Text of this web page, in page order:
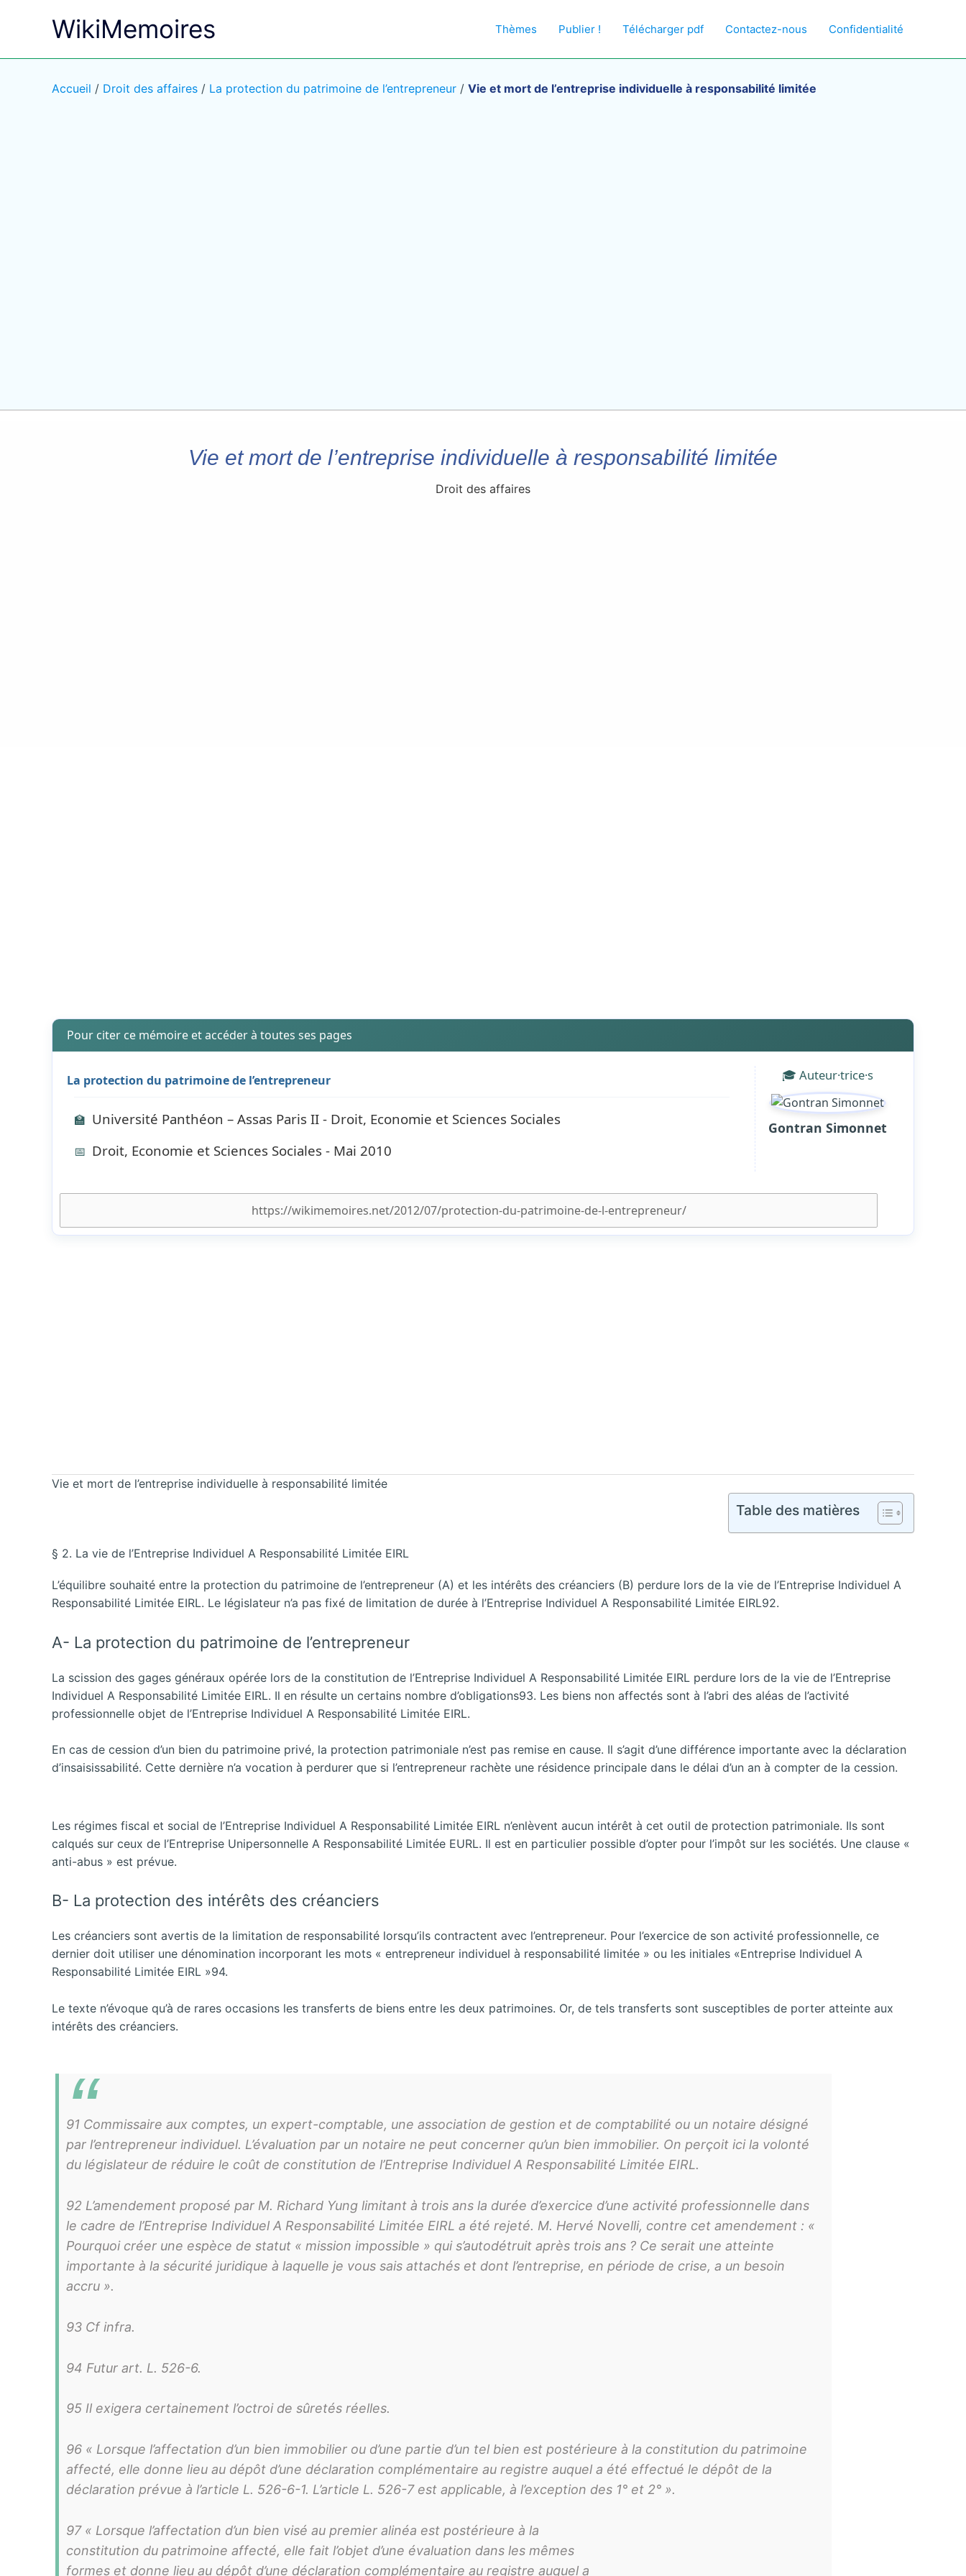
WikiMemoires Thèmes Publier ! Télécharger pdf Contactez-nous Confidentialité
Accueil / Droit des affaires / La protection du patrimoine de l’entrepreneur / Vie et mort de l’entreprise individuelle à responsabilité limitée
Vie et mort de l’entreprise individuelle à responsabilité limitée
Droit des affaires
Pour citer ce mémoire et accéder à toutes ses pages
La protection du patrimoine de l’entrepreneur
🏫 Université Panthéon – Assas Paris II - Droit, Economie et Sciences Sociales
📅 Droit, Economie et Sciences Sociales - Mai 2010
🎓 Auteur·trice·s
Gontran Simonnet
Vie et mort de l’entreprise individuelle à responsabilité limitée
Table des matières
§ 2. La vie de l’Entreprise Individuel A Responsabilité Limitée EIRL
L’équilibre souhaité entre la protection du patrimoine de l’entrepreneur (A) et les intérêts des créanciers (B) perdure lors de la vie de l’Entreprise Individuel A
Responsabilité Limitée EIRL. Le législateur n’a pas fixé de limitation de durée à l’Entreprise Individuel A Responsabilité Limitée EIRL92.
A- La protection du patrimoine de l’entrepreneur
La scission des gages généraux opérée lors de la constitution de l’Entreprise Individuel A Responsabilité Limitée EIRL perdure lors de la vie de l’Entreprise
Individuel A Responsabilité Limitée EIRL. Il en résulte un certains nombre d’obligations93. Les biens non affectés sont à l’abri des aléas de l’activité
professionnelle objet de l’Entreprise Individuel A Responsabilité Limitée EIRL.
En cas de cession d’un bien du patrimoine privé, la protection patrimoniale n’est pas remise en cause. Il s’agit d’une différence importante avec la déclaration
d’insaisissabilité. Cette dernière n’a vocation à perdurer que si l’entrepreneur rachète une résidence principale dans le délai d’un an à compter de la cession.
Les régimes fiscal et social de l’Entreprise Individuel A Responsabilité Limitée EIRL n’enlèvent aucun intérêt à cet outil de protection patrimoniale. Ils sont
calqués sur ceux de l’Entreprise Unipersonnelle A Responsabilité Limitée EURL. Il est en particulier possible d’opter pour l’impôt sur les sociétés. Une clause «
anti-abus » est prévue.
B- La protection des intérêts des créanciers
Les créanciers sont avertis de la limitation de responsabilité lorsqu’ils contractent avec l’entrepreneur. Pour l’exercice de son activité professionnelle, ce
dernier doit utiliser une dénomination incorporant les mots « entrepreneur individuel à responsabilité limitée » ou les initiales «Entreprise Individuel A
Responsabilité Limitée EIRL »94.
Le texte n’évoque qu’à de rares occasions les transferts de biens entre les deux patrimoines. Or, de tels transferts sont susceptibles de porter atteinte aux
intérêts des créanciers.
91 Commissaire aux comptes, un expert-comptable, une association de gestion et de comptabilité ou un notaire désigné
par l’entrepreneur individuel. L’évaluation par un notaire ne peut concerner qu’un bien immobilier. On perçoit ici la volonté
du législateur de réduire le coût de constitution de l’Entreprise Individuel A Responsabilité Limitée EIRL.
92 L’amendement proposé par M. Richard Yung limitant à trois ans la durée d’exercice d’une activité professionnelle dans
le cadre de l’Entreprise Individuel A Responsabilité Limitée EIRL a été rejeté. M. Hervé Novelli, contre cet amendement : «
Pourquoi créer une espèce de statut « mission impossible » qui s’autodétruit après trois ans ? Ce serait une atteinte
importante à la sécurité juridique à laquelle je vous sais attachés et dont l’entreprise, en période de crise, a un besoin
accru ».
93 Cf infra.
94 Futur art. L. 526-6.
95 Il exigera certainement l’octroi de sûretés réelles.
96 « Lorsque l’affectation d’un bien immobilier ou d’une partie d’un tel bien est postérieure à la constitution du patrimoine
affecté, elle donne lieu au dépôt d’une déclaration complémentaire au registre auquel a été effectué le dépôt de la
déclaration prévue à l’article L. 526-6-1. L’article L. 526-7 est applicable, à l’exception des 1° et 2° ».
97 « Lorsque l’affectation d’un bien visé au premier alinéa est postérieure à la
constitution du patrimoine affecté, elle fait l’objet d’une évaluation dans les mêmes
formes et donne lieu au dépôt d’une déclaration complémentaire au registre auquel a